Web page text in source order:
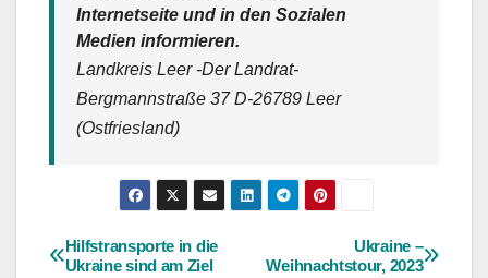
Internetseite und in den Sozialen
Medien informieren.
Landkreis Leer -Der Landrat-
Bergmannstraße 37 D-26789 Leer
(Ostfriesland)
Beitragsnavigation
Ukraine –
Weihnachtstour, 2023
Hilfstransporte in die
Ukraine sind am Ziel